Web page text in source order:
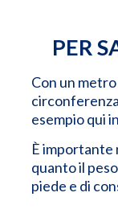
PER
Con un
esempio qui
È importante
quanto il
piede e di